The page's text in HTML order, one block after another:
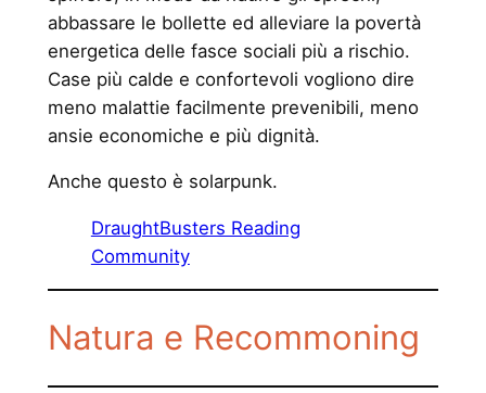
abbassare le bollette ed alleviare la povertà
energetica delle fasce sociali più a rischio.
Case più calde e confortevoli vogliono dire
meno malattie facilmente prevenibili, meno
ansie economiche e più dignità.
Anche questo è solarpunk.
DraughtBusters Reading
Community
Natura e Recommoning